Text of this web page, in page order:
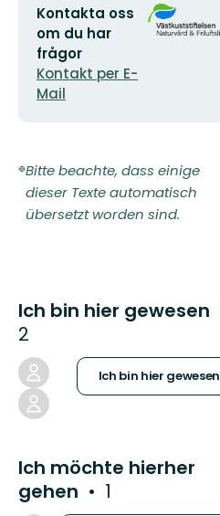
E-
Mail-
Adresse
Kontakta oss
om du har
frågor
Kontakt per E-
Mail
Logotyp
der
Bitte beachte, dass einige
dieser Texte automatisch
übersetzt worden sind.
Ich bin hier gewesen
2
Ich bin hier gewesen
Ich möchte hierher
gehen
1